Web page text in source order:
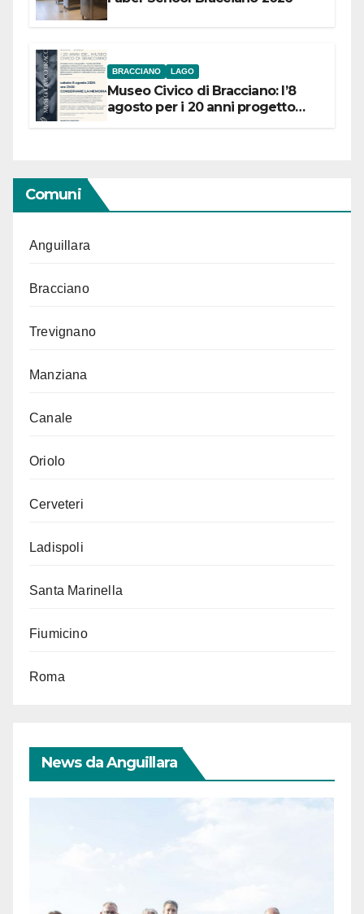
BRACCIANO LAGO
Museo Civico di Bracciano: l’8
agosto per i 20 anni progetto
Comuni
Anguillara
Bracciano
Trevignano
Manziana
Canale
Oriolo
Cerveteri
Ladispoli
Santa Marinella
Fiumicino
Roma
News da Anguillara